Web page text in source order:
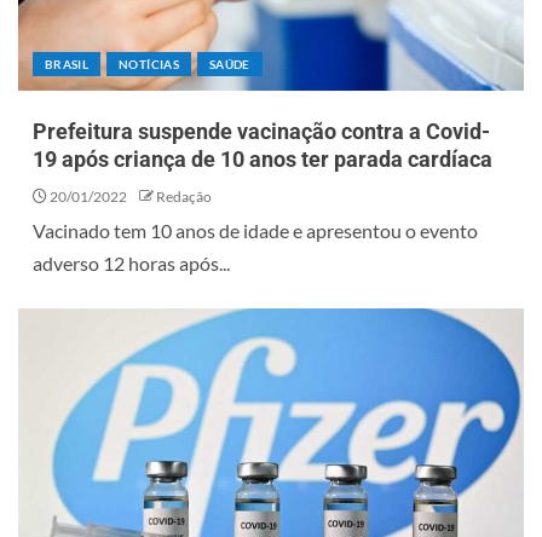
BRASIL NOTÍCIAS SAÚDE
Prefeitura suspende vacinação contra a Covid-
19 após criança de 10 anos ter parada cardíaca
20/01/2022 Redação
Vacinado tem 10 anos de idade e apresentou o evento
adverso 12 horas após...